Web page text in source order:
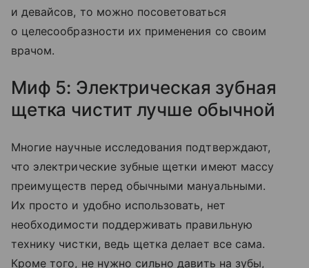
и девайсов, то можно посоветоваться
о целесообразности их применения со своим
врачом.
Миф 5: Электрическая зубная
щетка чистит лучше обычной
Многие научные исследования подтверждают,
что электрические зубные щетки имеют массу
преимуществ перед обычными мануальными.
Их просто и удобно использовать, нет
необходимости поддерживать правильную
технику чистки, ведь щетка делает все сама.
Кроме того, не нужно сильно давить на зубы,